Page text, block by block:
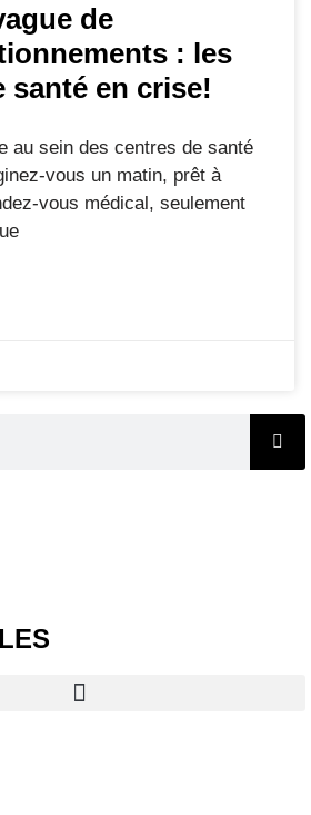
de
: les
santé en crise!
au sein des centres de santé
vous un matin, prêt à
vous médical, seulement